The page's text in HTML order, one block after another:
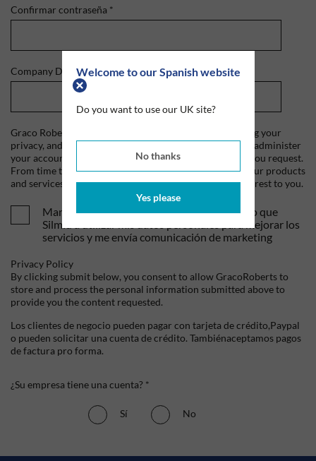
Welcome to our Spanish website
Do you want to use our UK site?
No thanks
Yes please
Confirmar contraseña *
Company Domain*
Graco Roberts is committed to protecting and respecting your
privacy, and we'll only use your personal information to administer
your account and to provide the products and services you request.
From time to time, we would like to contact you about our products
and services, as well as other content that may be of interest to you.
Mandame tus ofertas y novedades. Entiendo que
Silmid a utilizar mis datos personales para mejorar los
servicios y me envía comunicación de marketing
Privacy Policy
By clicking submit below, you consent to allow GracoRoberts to
store and process the personal information submitted above to
provide you the content requested.
Los clientes de negocio pueden pagar con tarjeta de crédito,Paypal
o pueden solicitar una cuenta de crédito. Tambiénaceptamos pagos
de factura pro forma.
¿Su empresa tiene una cuenta? *
Sí No